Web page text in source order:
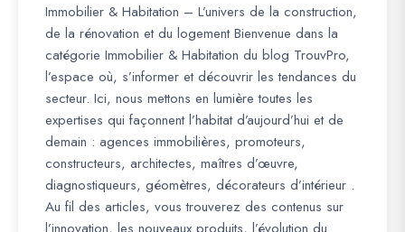
Immobilier & Habitation – L’univers de la construction,
de la rénovation et du logement Bienvenue dans la
catégorie Immobilier & Habitation du blog TrouvPro,
l’espace où, s’informer et découvrir les tendances du
secteur. Ici, nous mettons en lumière toutes les
expertises qui façonnent l’habitat d’aujourd’hui et de
demain : agences immobilières, promoteurs,
constructeurs, architectes, maîtres d’œuvre,
diagnostiqueurs, géomètres, décorateurs d’intérieur .
Au fil des articles, vous trouverez des contenus sur